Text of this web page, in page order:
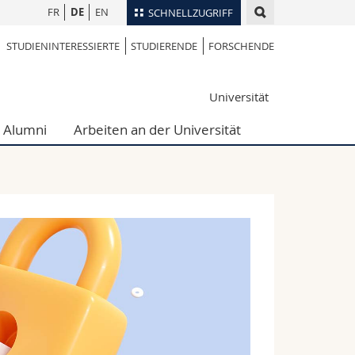
SCHNELLZUGRIFF
Personenverzeichnis
Webmail
Vorlesungsverzeichnis
FR DE EN
STUDIENINTERESSIERTE STUDIERENDE FORSCHENDE
Universität
Alumni Arbeiten an der Universität